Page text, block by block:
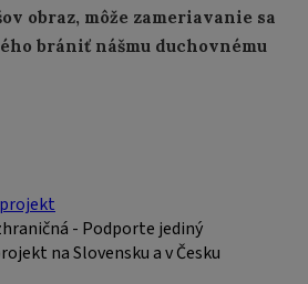
obraz, môže zameriavanie sa
brániť nášmu duchovnému